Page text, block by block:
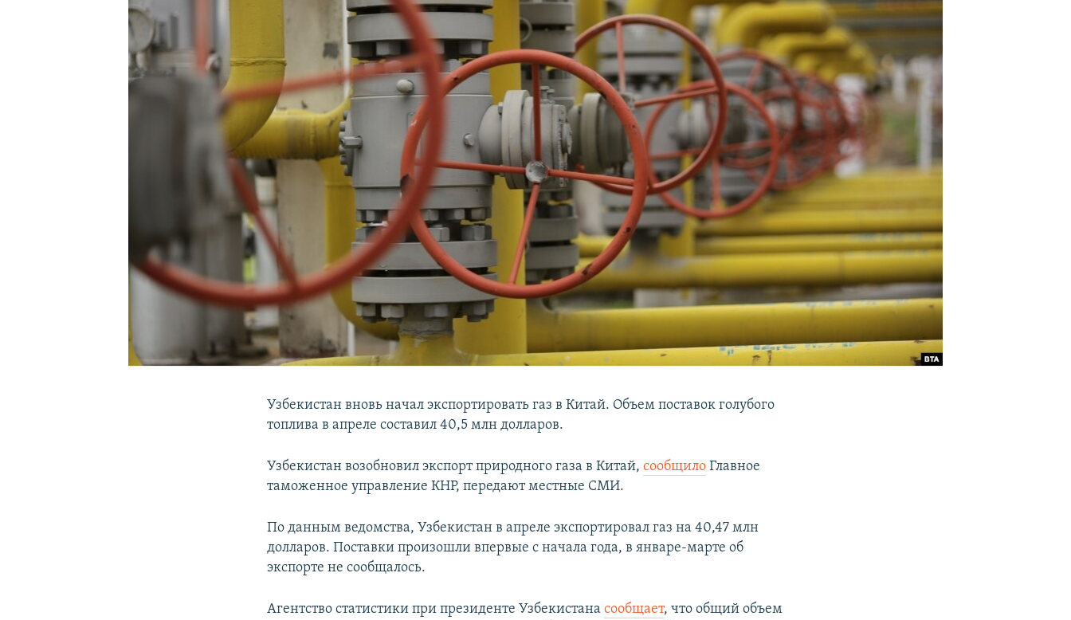
Узбекистан вновь начал экспортировать газ в Китай. Объем поставок голубого
топлива в апреле составил 40,5 млн долларов.
Узбекистан возобновил экспорт природного газа в Китай,сообщило Главное
таможенное управление КНР, передают местные СМИ.
По данным ведомства, Узбекистан в апреле экспортировал газ на 40,47 млн
долларов. Поставки произошли впервые с начала года, в январе-марте об
экспорте не сообщалось.
Агентство статистики при президенте Узбекистанасообщает, что общий объем